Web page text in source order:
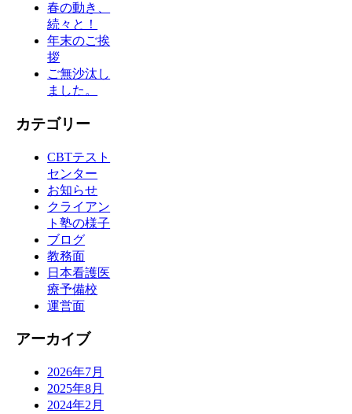
春の動き、
続々と！
年末のご挨
拶
ご無沙汰し
ました。
カテゴリー
CBTテスト
センター
お知らせ
クライアン
ト塾の様子
ブログ
教務面
日本看護医
療予備校
運営面
アーカイブ
2026年7月
2025年8月
2024年2月